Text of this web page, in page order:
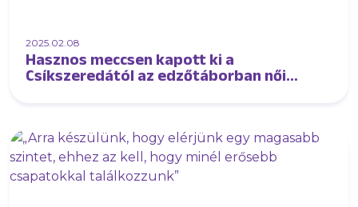
2025.02.08
Hasznos meccsen kapott ki a
Csíkszeredától az edzőtáborban női